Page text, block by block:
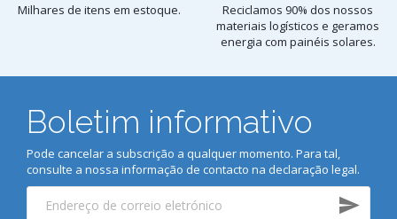
Milhares de itens em estoque.
Reciclamos 90% dos nossos
materiais logísticos e geramos
energia com painéis solares.
Boletim informativo
Pode cancelar a subscrição a qualquer momento. Para tal,
consulte a nossa informação de contacto na declaração legal.